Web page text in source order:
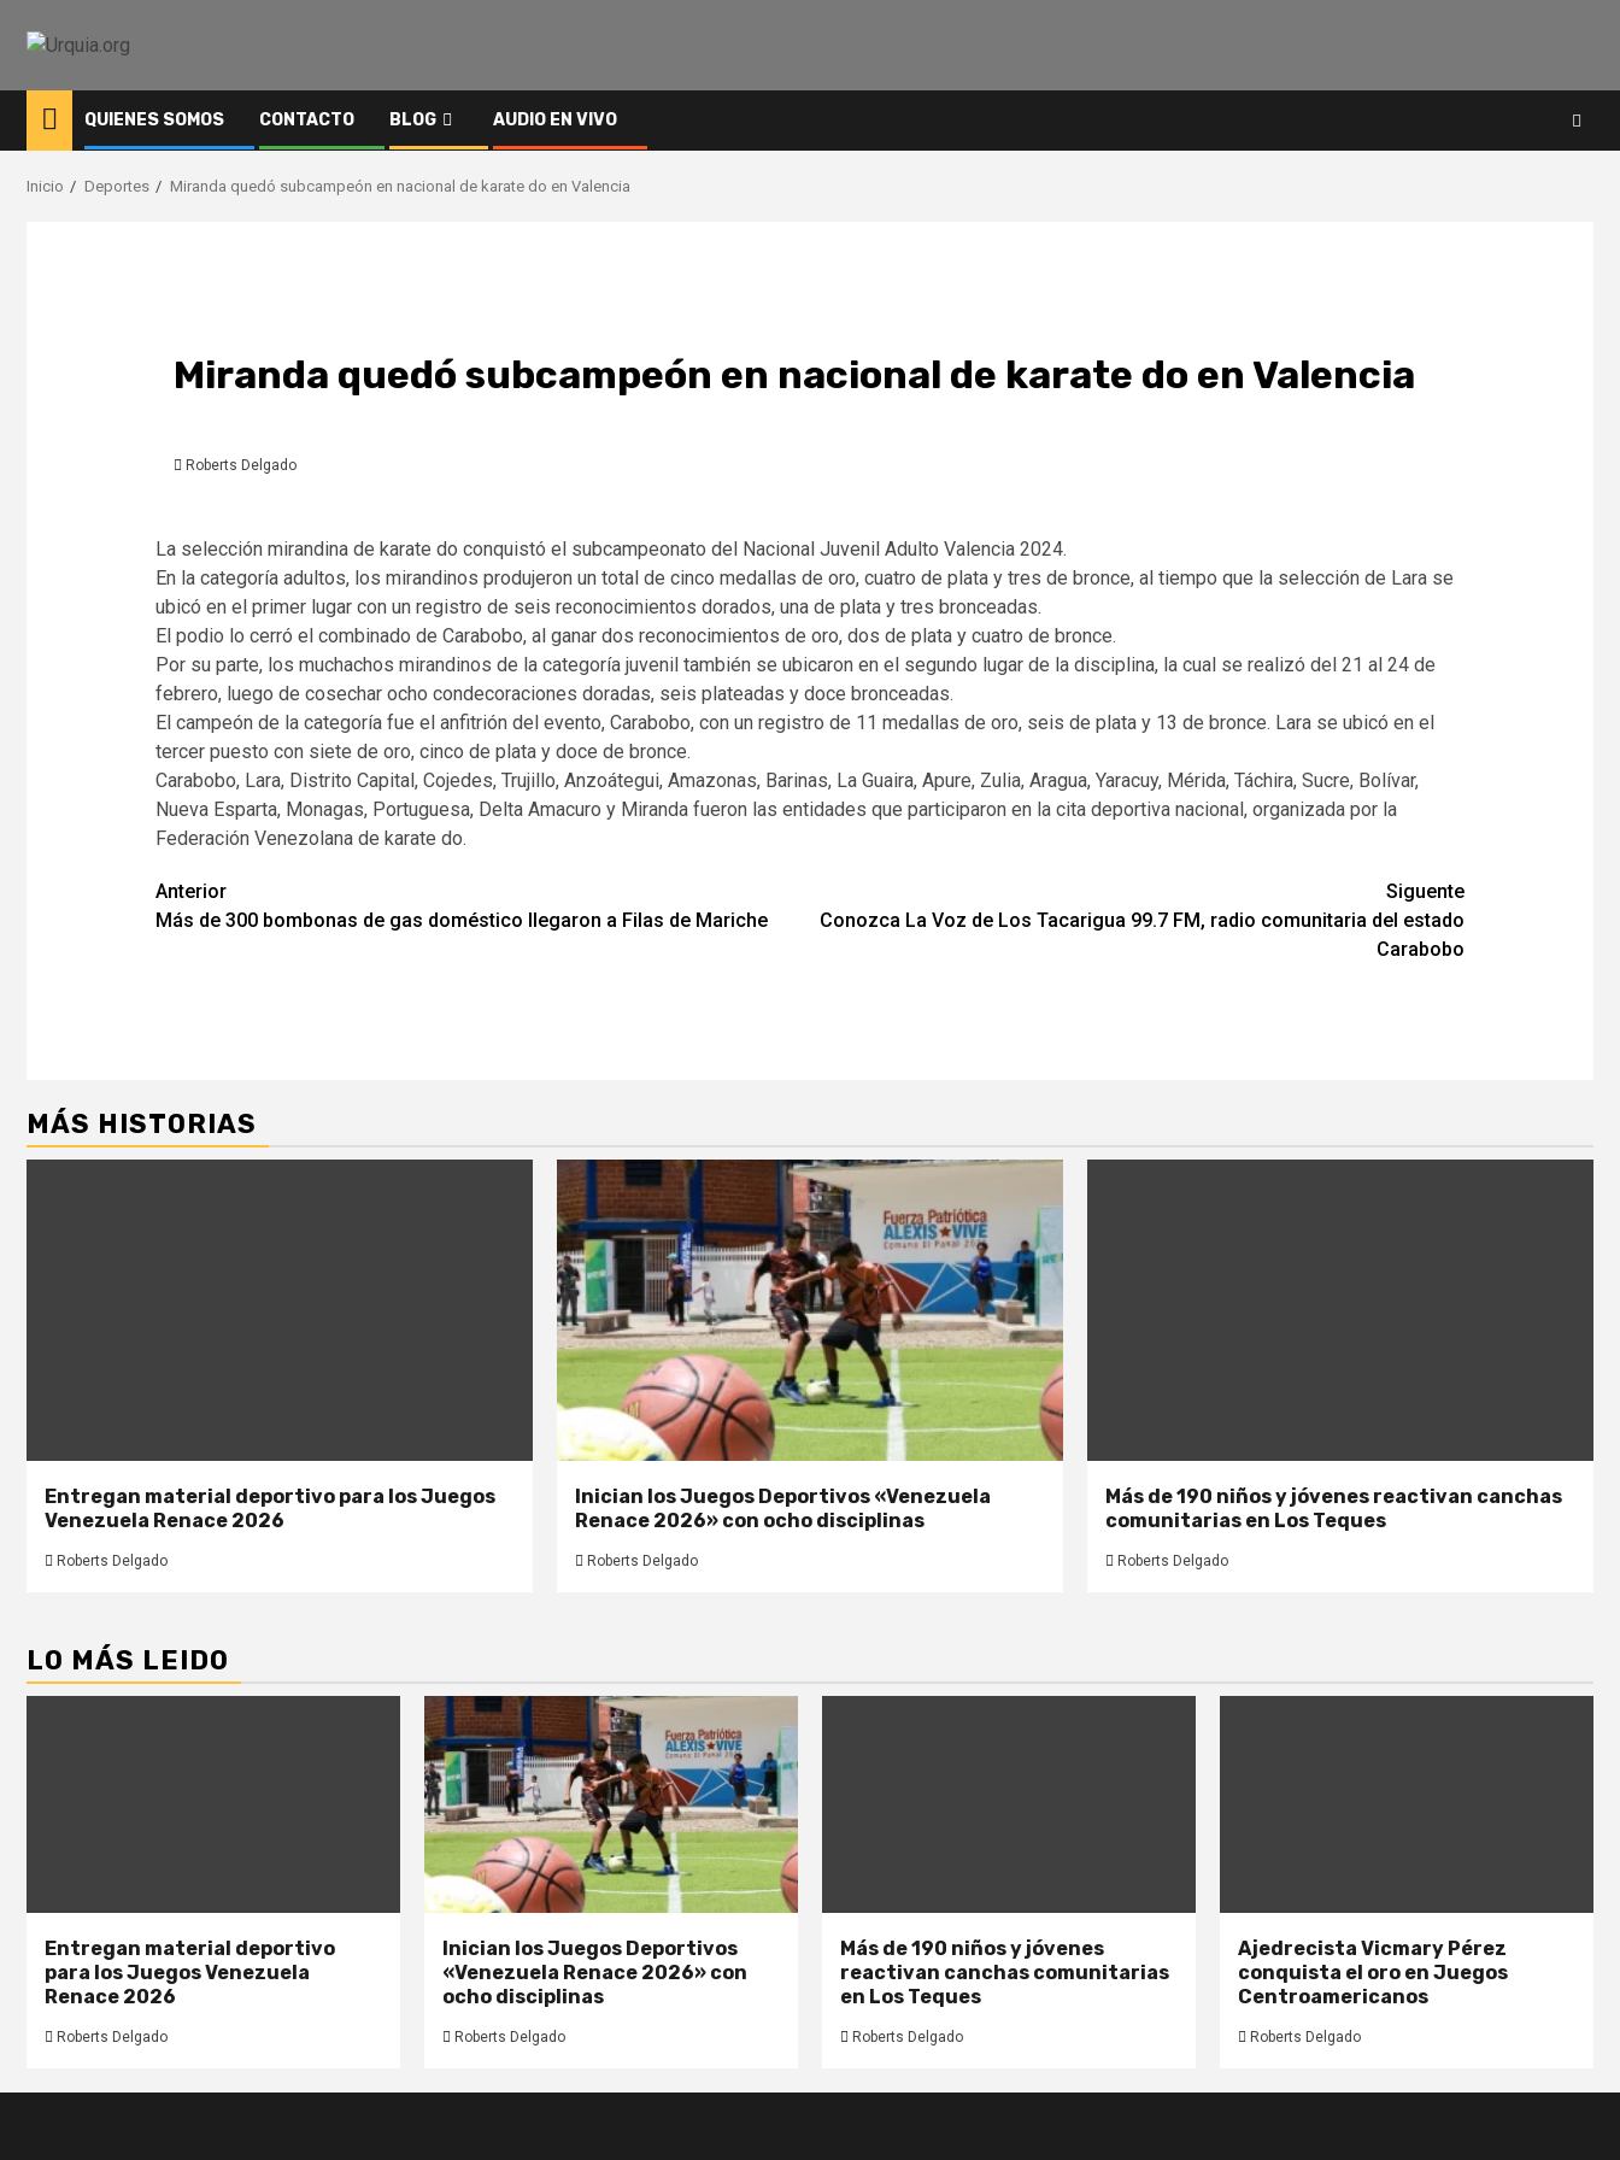
QUIENES SOMOS CONTACTO BLOG AUDIO EN VIVO
Inicio Deportes Miranda quedó subcampeón en nacional de karate do en Valencia
Miranda quedó subcampeón en nacional de karate do en Valencia
Roberts Delgado
La selección mirandina de karate do conquistó el subcampeonato del Nacional Juvenil Adulto Valencia 2024.
En la categoría adultos, los mirandinos produjeron un total de cinco medallas de oro, cuatro de plata y tres de bronce, al tiempo que la selección de Lara se
ubicó en el primer lugar con un registro de seis reconocimientos dorados, una de plata y tres bronceadas.
El podio lo cerró el combinado de Carabobo, al ganar dos reconocimientos de oro, dos de plata y cuatro de bronce.
Por su parte, los muchachos mirandinos de la categoría juvenil también se ubicaron en el segundo lugar de la disciplina, la cual se realizó del 21 al 24 de
febrero, luego de cosechar ocho condecoraciones doradas, seis plateadas y doce bronceadas.
El campeón de la categoría fue el anfitrión del evento, Carabobo, con un registro de 11 medallas de oro, seis de plata y 13 de bronce. Lara se ubicó en el
tercer puesto con siete de oro, cinco de plata y doce de bronce.
Carabobo, Lara, Distrito Capital, Cojedes, Trujillo, Anzoátegui, Amazonas, Barinas, La Guaira, Apure, Zulia, Aragua, Yaracuy, Mérida, Táchira, Sucre, Bolívar,
Nueva Esparta, Monagas, Portuguesa, Delta Amacuro y Miranda fueron las entidades que participaron en la cita deportiva nacional, organizada por la
Federación Venezolana de karate do.
Navegación
de
Anterior
Más de 300 bombonas de gas doméstico llegaron a Filas de Mariche
Siguente
Conozca La Voz de Los Tacarigua 99.7 FM, radio comunitaria del estado
Carabobo
MÁS HISTORIAS
Entregan material deportivo para los Juegos
Venezuela Renace 2026
Roberts Delgado
Inician los Juegos Deportivos «Venezuela
Renace 2026» con ocho disciplinas
Roberts Delgado
Más de 190 niños y jóvenes reactivan canchas
comunitarias en Los Teques
Roberts Delgado
LO MÁS LEIDO
Entregan material deportivo
para los Juegos Venezuela
Renace 2026
Roberts Delgado
Inician los Juegos Deportivos
«Venezuela Renace 2026» con
ocho disciplinas
Roberts Delgado
Más de 190 niños y jóvenes
reactivan canchas comunitarias
en Los Teques
Roberts Delgado
Ajedrecista Vicmary Pérez
conquista el oro en Juegos
Centroamericanos
Roberts Delgado